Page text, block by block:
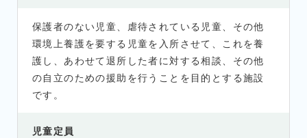
保護者のない児童、虐待されている児童、その他
環境上養護を要する児童を入所させて、これを養
護し、あわせて退所した者に対する相談、その他
の自立のための援助を行うことを目的とする施設
です。
児童定員